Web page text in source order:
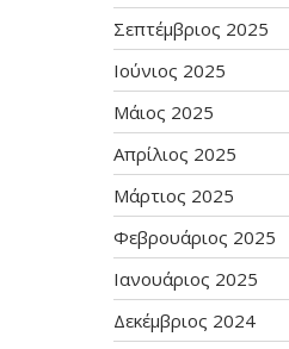
Σεπτέμβριος 2025
Ιούνιος 2025
Μάιος 2025
Απρίλιος 2025
Μάρτιος 2025
Φεβρουάριος 2025
Ιανουάριος 2025
Δεκέμβριος 2024